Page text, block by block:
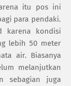
itu pos ini
para pendaki.
karena kondisi
lebih 50 meter
air. Biasanya
melanjutkan
sebagian juga